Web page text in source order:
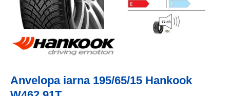
Anvelopa iarna 195/65/15 Hankook